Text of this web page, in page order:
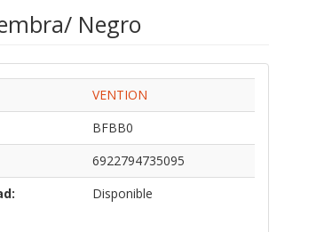
Negro
VENTION
BFBB0
6922794735095
Disponible